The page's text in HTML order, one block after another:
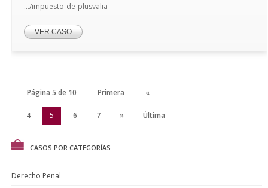
.../impuesto-de-plusvalia
VER CASO
Página 5 de 10 Primera «
4 5 6 7 » Última
CASOS POR CATEGORÍAS
Derecho Penal